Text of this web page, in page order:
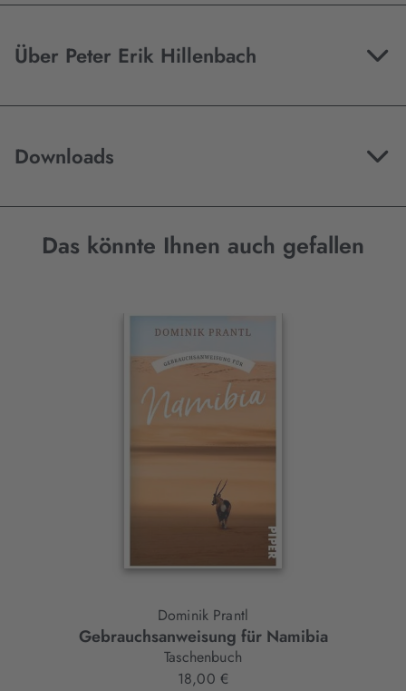
Über Peter Erik Hillenbach
Downloads
Das könnte Ihnen auch gefallen
Interaktives
Dominik Prantl
Gebrauchsanweisung für Namibia
Taschenbuch
18,00 €